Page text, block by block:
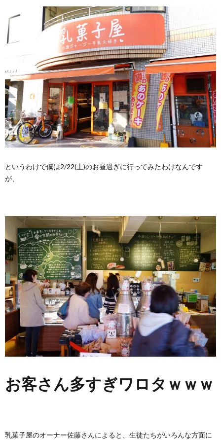
というわけで僕は2/22(土)のお昼過ぎに行ってみたわけなんです
が、
お客さん多すぎワロタｗｗｗ
乳菓子屋のオーナー佐藤さんによると、生徒たちがいろんな方面に